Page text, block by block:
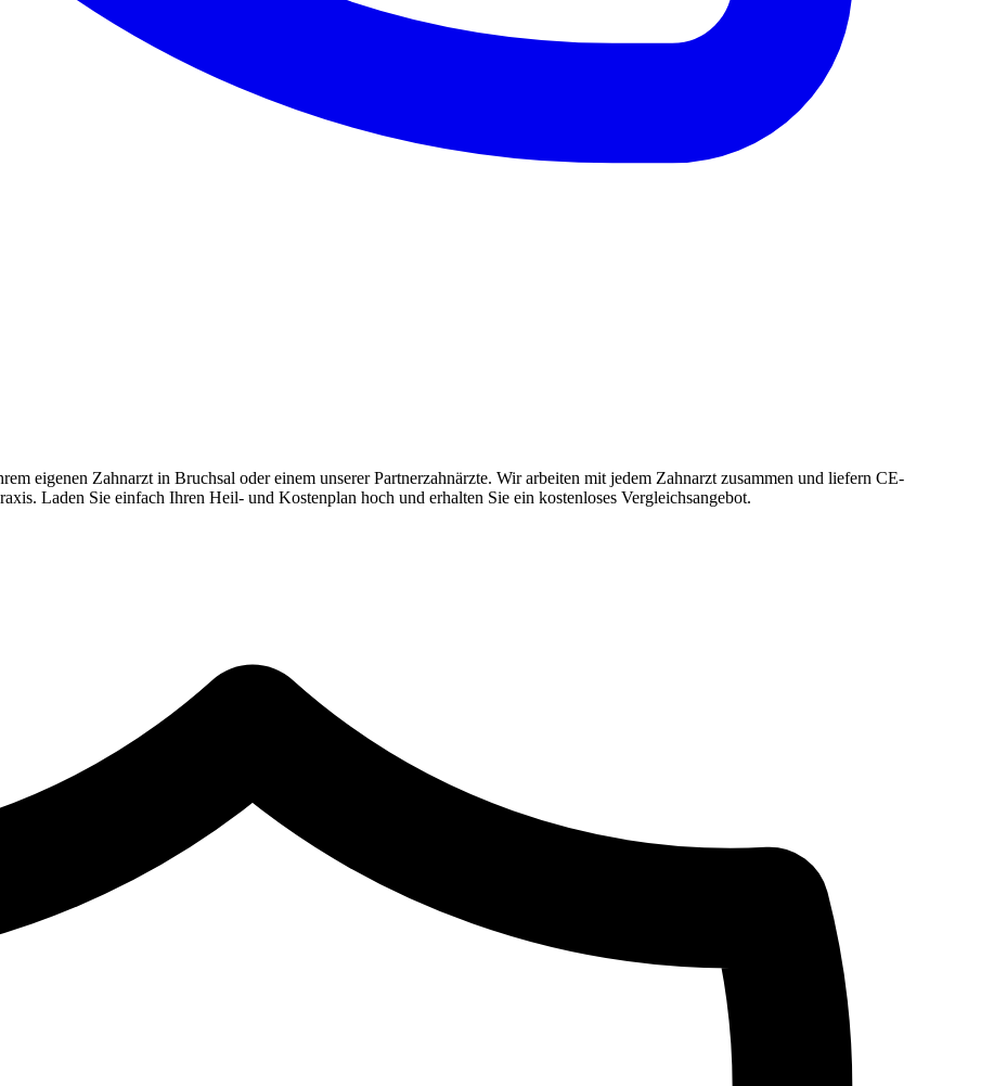
eigenen Zahnarzt in Bruchsal oder einem unserer Partnerzahnärzte. Wir arbeiten mit jedem Zahnarzt zusammen und liefern CE-
Laden Sie einfach Ihren Heil- und Kostenplan hoch und erhalten Sie ein kostenloses Vergleichsangebot.